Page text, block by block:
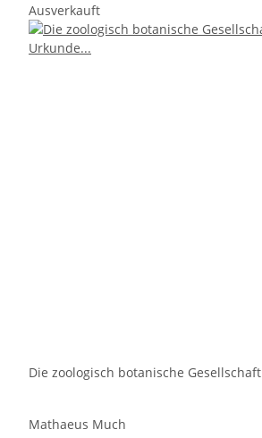
Ausverkauft
Die zoologisch botanische Gesellschaft
Mathaeus Much